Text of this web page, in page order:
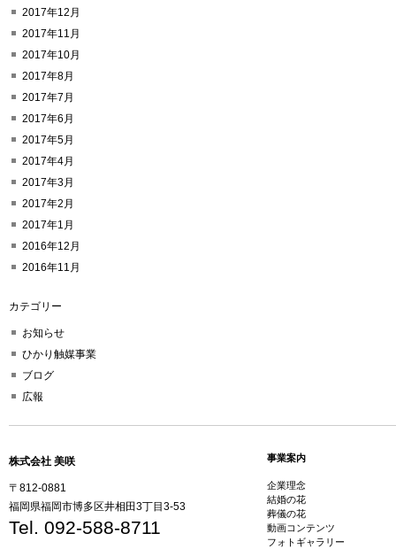
2017年12月
2017年11月
2017年10月
2017年8月
2017年7月
2017年6月
2017年5月
2017年4月
2017年3月
2017年2月
2017年1月
2016年12月
2016年11月
カテゴリー
お知らせ
ひかり触媒事業
ブログ
広報
株式会社 美咲
〒812-0881
福岡県福岡市博多区井相田3丁目3-53
Tel. 092-588-8711
事業案内
企業理念
結婚の花
葬儀の花
動画コンテンツ
フォトギャラリー